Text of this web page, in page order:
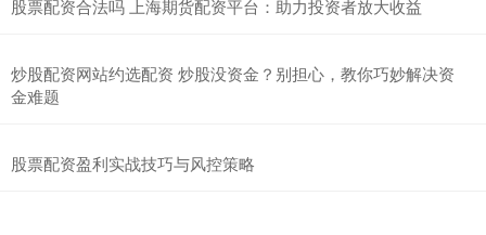
股票配资合法吗 上海期货配资平台：助力投资者放大收益
炒股配资网站约选配资 炒股没资金？别担心，教你巧妙解决资
金难题
股票配资盈利实战技巧与风控策略